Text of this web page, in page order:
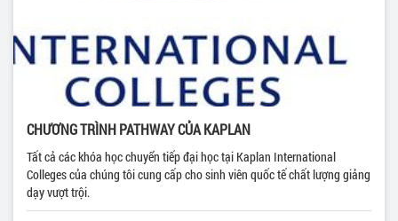
CHƯƠNG TRÌNH PATHWAY CỦA KAPLAN
Tất cả các khóa học chuyển tiếp đại học tại Kaplan International
Colleges của chúng tôi cung cấp cho sinh viên quốc tế chất lượng giảng
dạy vượt trội.